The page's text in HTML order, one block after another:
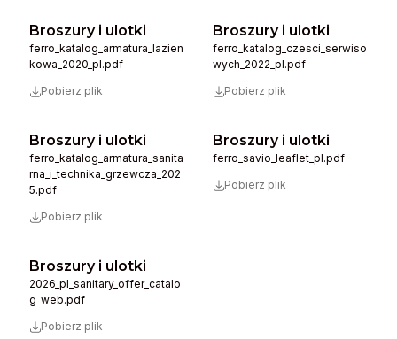
Broszury i ulotki
ferro_katalog_armatura_lazien
kowa_2020_pl.pdf
Pobierz plik
Broszury i ulotki
ferro_katalog_czesci_serwiso
wych_2022_pl.pdf
Pobierz plik
Broszury i ulotki
ferro_katalog_armatura_sanita
rna_i_technika_grzewcza_202
5.pdf
Pobierz plik
Broszury i ulotki
ferro_savio_leaflet_pl.pdf
Pobierz plik
Broszury i ulotki
2026_pl_sanitary_offer_catalo
g_web.pdf
Pobierz plik